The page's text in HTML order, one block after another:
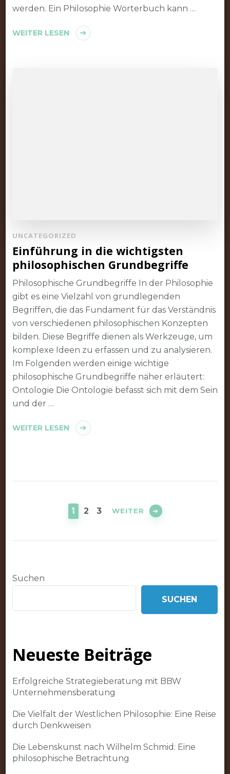
werden. Ein Philosophie Wörterbuch kann …
WEITER LESEN
UNCATEGORIZED
Einführung in die wichtigsten
philosophischen Grundbegriffe
Philosophische Grundbegriffe In der Philosophie
gibt es eine Vielzahl von grundlegenden
Begriffen, die das Fundament für das Verständnis
von verschiedenen philosophischen Konzepten
bilden. Diese Begriffe dienen als Werkzeuge, um
komplexe Ideen zu erfassen und zu analysieren.
Im Folgenden werden einige wichtige
philosophische Grundbegriffe näher erläutert:
Ontologie Die Ontologie befasst sich mit dem Sein
und der …
WEITER LESEN
SEITE
1 SEITE
2 SEITE
3 WEITER
Suchen
SUCHEN
Neueste Beiträge
Erfolgreiche Strategieberatung mit BBW
Unternehmensberatung
Die Vielfalt der Westlichen Philosophie: Eine Reise
durch Denkweisen
Die Lebenskunst nach Wilhelm Schmid: Eine
philosophische Betrachtung